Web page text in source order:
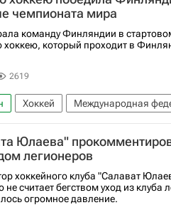
чемпионата мира
команду Финляндии в
хоккею, который проходит в
2619
Хоккей Международная
США Чемпионат
Юлаева"
легионеров
хоккейного клуба "Салават
считает бегством уход из клуба
огромное давление.